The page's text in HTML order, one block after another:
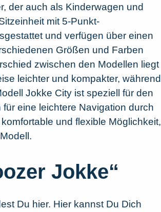
der auch als Kinderwagen und
mit 5-Punkt-
und verfügen über einen
Größen und Farben
zwischen den Modellen liegt
leichter und kompakter, während
Jokke City ist speziell für den
eine leichtere Navigation durch
und flexible Möglichkeit,
Jokke“
Du hier. Hier kannst Du Dich